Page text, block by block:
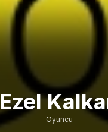
Ezel
Oyuncu